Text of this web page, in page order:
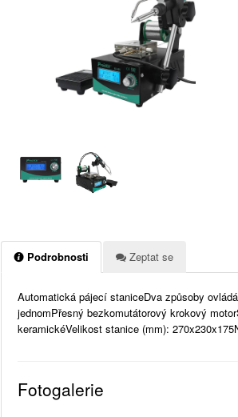
Podrobnosti Zeptat se
Automatická pájecí staniceDva způsoby
jednomPřesný bezkomutátorový krokový
keramickéVelikost stanice (mm):
Fotogalerie